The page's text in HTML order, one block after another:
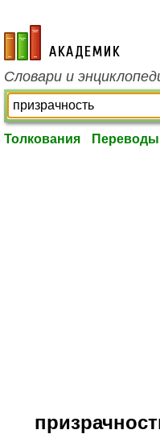
academic.ru
Словари и
Толкования Переводы